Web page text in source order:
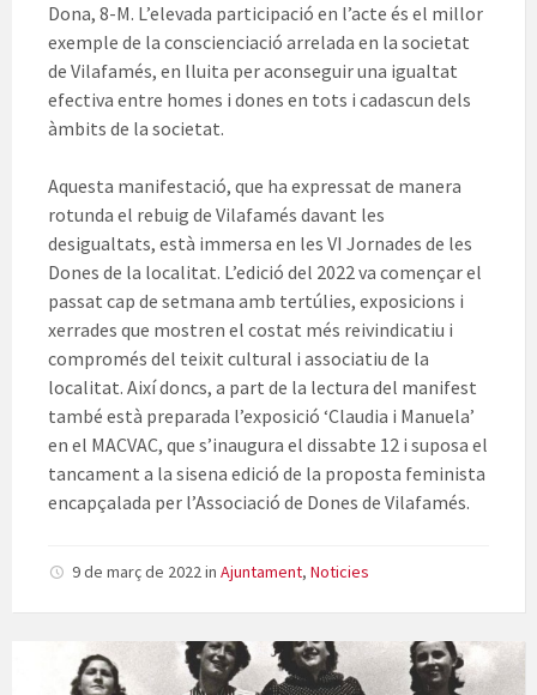
Dona, 8-M. L’elevada participació en l’acte és el millor
exemple de la conscienciació arrelada en la societat
de Vilafamés, en lluita per aconseguir una igualtat
efectiva entre homes i dones en tots i cadascun dels
àmbits de la societat.
Aquesta manifestació, que ha expressat de manera
rotunda el rebuig de Vilafamés davant les
desigualtats, està immersa en les VI Jornades de les
Dones de la localitat. L’edició del 2022 va començar el
passat cap de setmana amb tertúlies, exposicions i
xerrades que mostren el costat més reivindicatiu i
compromés del teixit cultural i associatiu de la
localitat. Així doncs, a part de la lectura del manifest
també està preparada l’exposició ‘Claudia i Manuela’
en el MACVAC, que s’inaugura el dissabte 12 i suposa el
tancament a la sisena edició de la proposta feminista
encapçalada per l’Associació de Dones de Vilafamés.
9 de març de 2022in Ajuntament, Noticies